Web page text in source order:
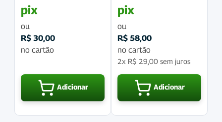
pix
ou
R$ 30,00
no cartão
Adicionar
pix
ou
R$ 58,00
no cartão
2x R$ 29,00 sem juros
Adicionar